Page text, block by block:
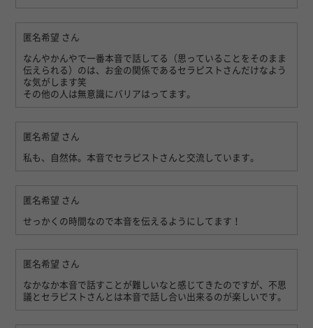
匿名希望 さん
なんやかんやで一番本音で話してる（思っていることをそのまま
伝えられる）のは、お金の関係であるセラピストさんだけなよう
な気がします笑
その他の人は無意識にバリアはってます。
匿名希望 さん
私も、自然体。本音でセラピストさんと交流しています。
匿名希望 さん
せっかくの時間なので本音を伝えるようにしてます！
匿名希望 さん
なかなか本音で話すことが難しいなと感じてきたのですが、不思
議とセラピストさんとは本音で話し合い出来るのが楽しいです。